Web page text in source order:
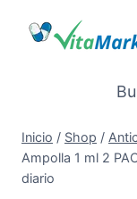
Inicio / Shop /
Ampolla 1 ml 2
diario